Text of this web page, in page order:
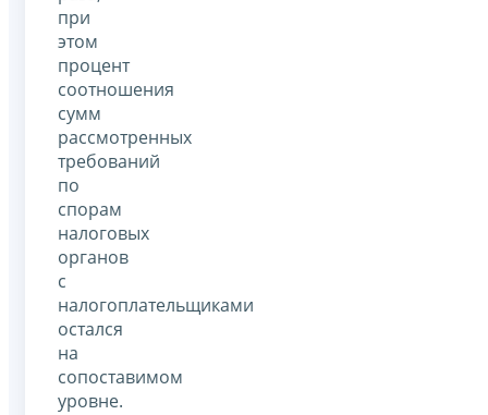
при
этом
процент
соотношения
сумм
рассмотренных
требований
по
спорам
налоговых
органов
c
налогоплательщиками
остался
на
сопоставимом
уровне.